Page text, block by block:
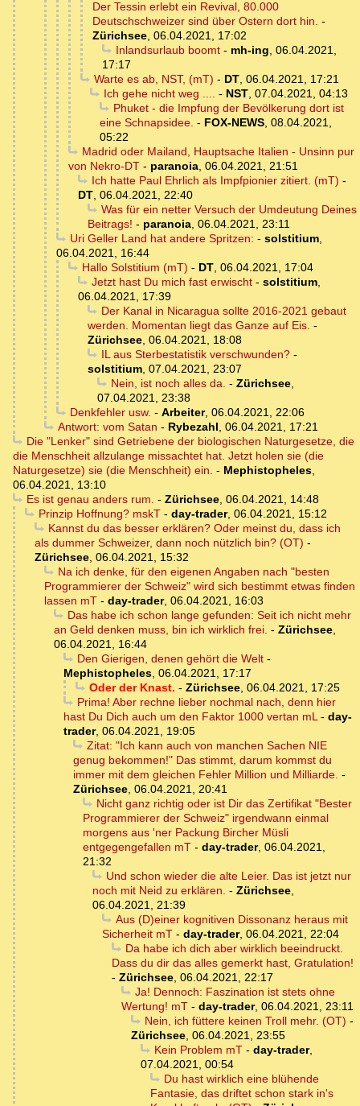
Der Tessin erlebt ein Revival, 80.000
Deutschschweizer sind über Ostern dort hin. -
Zürichsee, 06.04.2021, 17:02
Inlandsurlaub boomt- mh-ing, 06.04.2021,
17:17
Warte es ab, NST, (mT) - DT, 06.04.2021, 17:21
Ich gehe nicht weg .... - NST, 07.04.2021, 04:13
Phuket - die Impfung der Bevölkerung dort ist
eine Schnapsidee. - FOX-NEWS, 08.04.2021,
05:22
Madrid oder Mailand, Hauptsache Italien - Unsinn pur
von Nekro-DT - paranoia, 06.04.2021, 21:51
Ich hatte Paul Ehrlich als Impfpionier zitiert. (mT) -
DT, 06.04.2021, 22:40
Was für ein netter Versuch der Umdeutung Deines
Beitrags! - paranoia, 06.04.2021, 23:11
Uri Geller Land hat andere Spritzen: - solstitium,
06.04.2021, 16:44
Hallo Solstitium (mT) - DT, 06.04.2021, 17:04
Jetzt hast Du mich fast erwischt- solstitium,
06.04.2021, 17:39
Der Kanal in Nicaragua sollte 2016-2021 gebaut
werden. Momentan liegt das Ganze auf Eis. -
Zürichsee, 06.04.2021, 18:08
IL aus Sterbestatistik verschwunden?-
solstitium, 07.04.2021, 23:07
Nein, ist noch alles da. - Zürichsee,
07.04.2021, 23:38
Denkfehler usw. - Arbeiter, 06.04.2021, 22:06
Antwort: vom Satan - Rybezahl, 06.04.2021, 17:21
Die "Lenker" sind Getriebene der biologischen Naturgesetze, die
die Menschheit allzulange missachtet hat. Jetzt holen sie (die
Naturgesetze) sie (die Menschheit) ein. - Mephistopheles,
06.04.2021, 13:10
Es ist genau anders rum. - Zürichsee, 06.04.2021, 14:48
Prinzip Hoffnung? mskT- day-trader, 06.04.2021, 15:12
Kannst du das besser erklären? Oder meinst du, dass ich
als dummer Schweizer, dann noch nützlich bin? (OT) -
Zürichsee, 06.04.2021, 15:32
Na ich denke, für den eigenen Angaben nach "besten
Programmierer der Schweiz" wird sich bestimmt etwas finden
lassen mT - day-trader, 06.04.2021, 16:03
Das habe ich schon lange gefunden: Seit ich nicht mehr
an Geld denken muss, bin ich wirklich frei. - Zürichsee,
06.04.2021, 16:44
Den Gierigen, denen gehört die Welt-
Mephistopheles, 06.04.2021, 17:17
Oder der Knast. - Zürichsee, 06.04.2021, 17:25
Prima! Aber rechne lieber nochmal nach, denn hier
hast Du Dich auch um den Faktor 1000 vertan mL- day-
trader, 06.04.2021, 19:05
Zitat: "Ich kann auch von manchen Sachen NIE
genug bekommen!" Das stimmt, darum kommst du
immer mit dem gleichen Fehler Million und Milliarde. -
Zürichsee, 06.04.2021, 20:41
Nicht ganz richtig oder ist Dir das Zertifikat "Bester
Programmierer der Schweiz" irgendwann einmal
morgens aus 'ner Packung Bircher Müsli
entgegengefallen mT - day-trader, 06.04.2021,
21:32
Und schon wieder die alte Leier. Das ist jetzt nur
noch mit Neid zu erklären. - Zürichsee,
06.04.2021, 21:39
Aus (D)einer kognitiven Dissonanz heraus mit
Sicherheit mT - day-trader, 06.04.2021, 22:04
Da habe ich dich aber wirklich beeindruckt.
Dass du dir das alles gemerkt hast, Gratulation!
- Zürichsee, 06.04.2021, 22:17
Ja! Dennoch: Faszination ist stets ohne
Wertung! mT - day-trader, 06.04.2021, 23:11
Nein, ich füttere keinen Troll mehr. (OT) -
Zürichsee, 06.04.2021, 23:55
Kein Problem mT- day-trader,
07.04.2021, 00:54
Du hast wirklich eine blühende
Fantasie, das driftet schon stark in's